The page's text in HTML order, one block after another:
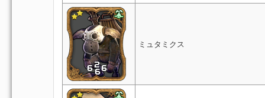
ミュタミクス